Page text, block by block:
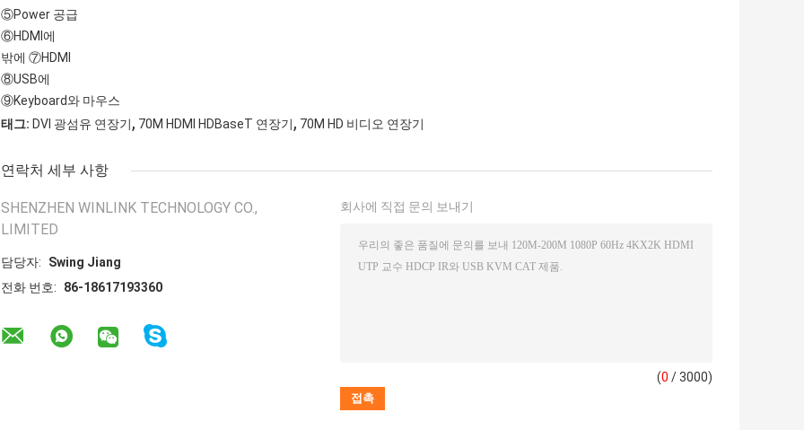
⑤Power 공급
⑥HDMI에
밖에 ⑦HDMI
⑧USB에
⑨Keyboard와 마우스
태그: DVI 광섬유 연장기, 70M HDMI HDBaseT 연장기, 70M HD 비디오 연장기
연락처 세부 사항
SHENZHEN WINLINK TECHNOLOGY CO.,
LIMITED
담당자:
Swing Jiang
전화 번호:
86-18617193360
회사에 직접 문의 보내기
(0 / 3000)